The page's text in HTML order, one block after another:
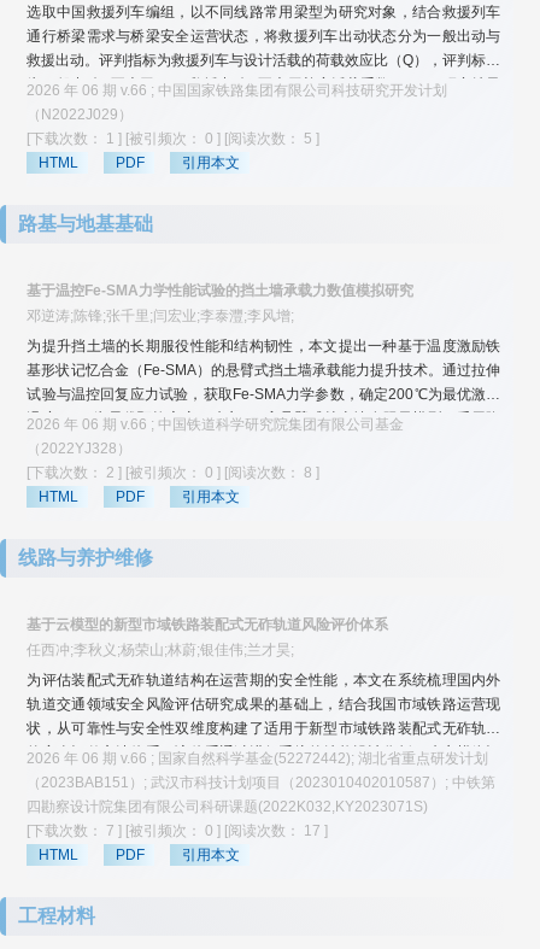
选取中国救援列车编组，以不同线路常用梁型为研究对象，结合救援列车
通行桥梁需求与桥梁安全运营状态，将救援列车出动状态分为一般出动与
救援出动。评判指标为救援列车与设计活载的荷载效应比（Q），评判标准
为一般出动Q不大于1.0，救援出动Q不大于检定活载系数（K）。研究结果
表明：单起重机、双起重机救援列车通行条件基本一致；一般出动不应通
过高速铁路单线梁，救援出动必须通过高速铁路单线梁时宜选择
NSG1256、NS1600、NS1606、NSNS1251、NS1252及NS1001救援列
载铁路的单线梁及高速、客货共线、重载铁路的双线箱梁与具有横向预应
2026 年 06 期 v.66 ; 中国国家铁路集团有限公司科技研究开发计划
（N2022J029）
[下载次数： 1 ] [被引频次： 0 ] [阅读次数： 5 ]
HTML
PDF 引用本文
路基与地基基础
基于温控Fe-SMA力学性能试验的挡土墙承载力数值模拟研究
邓逆涛;陈锋;张千里;闫宏业;李泰灃;李风增;
为提升挡土墙的长期服役性能和结构韧性，本文提出一种基于温度激励铁
基形状记忆合金（Fe-SMA）的悬臂式挡土墙承载能力提升技术。通过拉伸
试验与温控回复应力试验，获取Fe-SMA力学参数，确定200℃为最优激励
温度，4%为最优预拉应变。建立6 m高悬臂式挡土墙有限元模型，采用降
温法施加回复应力，设置10组工况研究预拉应变与配置率对加固效果的影
响。结果表明：Fe-SMA可显著提升挡土墙承载力，通过施加回复应力重构
荷载传递路径，有效抑制混凝土塑性损伤发展并降低钢筋峰值应力；当配
供了新的加固技术方案。
2026 年 06 期 v.66 ; 中国铁道科学研究院集团有限公司基金
（2022YJ328）
[下载次数： 2 ] [被引频次： 0 ] [阅读次数： 8 ]
HTML
PDF 引用本文
线路与养护维修
基于云模型的新型市域铁路装配式无砟轨道风险评价体系
任西冲;李秋义;杨荣山;林蔚;银佳伟;兰才昊;
为评估装配式无砟轨道结构在运营期的安全性能，本文在系统梳理国内外
轨道交通领域安全风险评估研究成果的基础上，结合我国市域铁路运营现
状，从可靠性与安全性双维度构建了适用于新型市域铁路装配式无砟轨道
的安全评估方法体系。该体系通过进行系统的结构设计分析、建立模糊评
价指标体系、实施故障树风险致因分析及构建创新风险评价模型，构建了
全周期风险评估与管理机制，实现运营期安全风险闭环管控，有效降低事
故发生概率。分别采用层次分析法、熵权法等评价指标赋权方法，结合模
糊综合评价、灰色关联分析等评价模型组合开展案例评价。与运营管理单
学性与工程适用性。
2026 年 06 期 v.66 ; 国家自然科学基金(52272442); 湖北省重点研发计划
（2023BAB151）; 武汉市科技计划项目（2023010402010587）; 中铁第
四勘察设计院集团有限公司科研课题(2022K032,KY2023071S)
[下载次数： 7 ] [被引频次： 0 ] [阅读次数： 17 ]
HTML
PDF 引用本文
工程材料